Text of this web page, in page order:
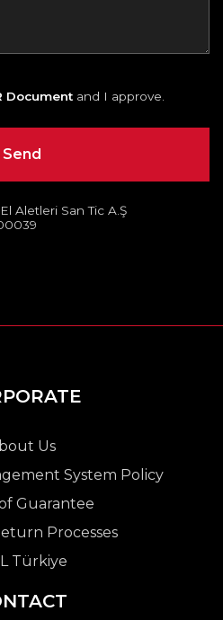
Document and I approve.
Aletleri San Tic A.Ş
Us
System Policy
Guarantee
Processes
Türkiye